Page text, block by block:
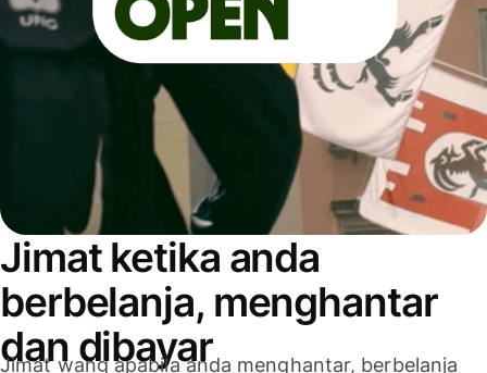
Jimat ketika anda
berbelanja, menghantar
dan dibayar
Jimat wang apabila anda menghantar, berbelanja